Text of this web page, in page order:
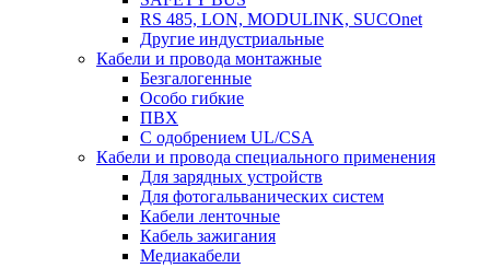
RS 485, LON, MODULINK, SUCOnet
Другие индустриальные
Кабели и провода монтажные
Безгалогенные
Особо гибкие
ПВХ
С одобрением UL/CSA
Кабели и провода специального применения
Для зарядных устройств
Для фотогальванических систем
Кабели ленточные
Кабель зажигания
Медиакабели